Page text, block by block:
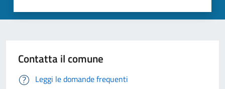
Contatta il comune
Leggi le domande frequenti